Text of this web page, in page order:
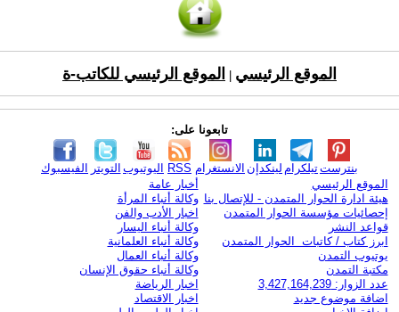
الموقع الرئيسي الموقع الرئيسي للكاتب-ة
تابعونا على:
الفيسبوك التويتر اليوتيوب RSS الانستغرام لينكدإن تيلكرامبنترست
الموقع الرئيسي
هيئة ادارة الحوار المتمدن - للإتصال بنا
إحصائيات مؤسسة الحوار المتمدن
قواعد النشر
ابرز كتاب / كاتبات الحوار المتمدن
يوتيوب التمدن
مكتبة التمدن
عدد الزوار: 3,427,164,239
اضافة موضوع جديد
أخبار عامة
وكالة أنباء المرأة
اخبار الأدب والفن
وكالة أنباء اليسار
وكالة أنباء العلمانية
وكالة أنباء العمال
وكالة أنباء حقوق الإنسان
اخبار الرياضة
اخبار الاقتصاد